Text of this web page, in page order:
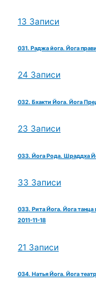
13 Записи
031. Раджа йога. Йога
24 Записи
032. Бхакти Йога. Йога
23 Записи
033. Йога Рода. Шраддха
33 Записи
033. Рита Йога. Йога
2011-11-18
21 Записи
034. Натья Йога. Йога